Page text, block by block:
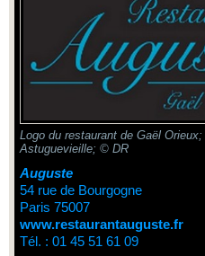
Logo du restaurant de Gaël
Astuguevieille; © DR
Auguste
54 rue de Bourgogne
Paris 75007
www.restaurantauguste.fr
Tél. : 01 45 51 61 09